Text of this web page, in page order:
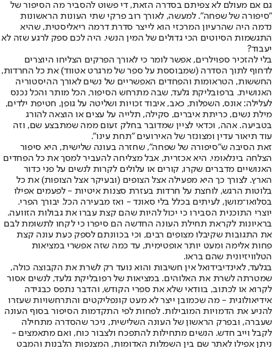
גם אם מעולם לא צפיתם בסדרה הזאת, די פשוט להסביר מה הסיפור של
"סיפורה של שפחה". למעשה, לאורך רוב פרקי שתי העונות הראשונות
נדמה היה שהרעיון המרכזי הוא לייצר סדרת דרמה ריאליסטית, שהיא
התגשמות הסיוטים הכי גדולים של המין הנשי. היה לכם ספק לרגע שזה לא
יעבוד?
בלי להזכיר ספוילרים, אפשר לומר כי לאורך הפרקים הצליחו היוצרים
לדחוף לתוך הסדרה (שמבוססת על ספר של מרגרט אטווד) את כל החרדות,
החששות, הטראומות והפחדים האפשריים של נשים לאורך ההיסטוריה
האנושית. ברפובליקת גלעד, שבה מתרחש הסיפור, הכל מותר והכל נכנס
לעלילה: אונס, השפלות, כאב, איבוד זכויות ושליטה על גופן, חטיפת ילדים,
מילת נשים, כריתת איברים, סקילה, תלייה על עצים או הוצאה להורג
בטביעה. אהה, וכדאי לציין שמדובר בחלק זעום ממה שמתבצע שם, וזה
עוד תיאור עדין ומצונזר של האירועים "תחת עינו".
זאת הסיבה ש"סיפורה של שפחה", שחזרה בעונה שלישית, היא סיפור
הצלחה בינלאומי. היא אכזרית, אבל מצליחה להעביר למסך את כל הפחדים
האנושיים מדברים שקרו, קורים או עלולים לקרות לנשים על פני כדור
הארץ. לצורך כך היא מפעילה אצל הצופים (ובעיקר אצל הצופות) את כל
בלוטות הרגש, לוחצת על חרדות בעזרת סצנות איטיות - לפעמים אפילו
בסלואו־מושן, לעיתים בכלל בלי סאונד - ואז מבעירה הכל. יבורך הפרי.
יוצרי התוכנית הסבירו כי יכול להיות שהם קצת עברו את גבולות הזוועה.
בראיונות לקראת תחילת העונה החדשה הם סיפרו כי לקחו לתשומת לבם
את התגובות שקיבלו מצופים רבים, וכי בכוונתם לספק כעת עונה קצת
פחות אלימה ומעט יותר אופטימית, עד כמה שזה אפשרי במציאות
הטלוויזיונית שהם בראו.
בגלעד, לאינדיבידואל אין חשיבות והוא נועד רק לשרת את הקבוצה כולה,
שמטרתה לשרת את האלוהים. במציאות של רפובליקת גלעד, לנשים אסור
לקרוא או לכתוב, בוודאי שלא את ספרי הקודש, והדבר נתפס כבגידה
אידיאולוגית - מה שכמובן ייצר לא מעט קונפליקטים והתרחשויות שעזרו
להניע את הדמויות המובילות. לפחות לפי התקדמות הסיפור בסוף העונה
שעברה, ובפרק הראשון של העונה השלישית, ניכר שהסדרה מתחילה
לקבל וייב חדש. הנשים מתחילות להתפכח ולצבור כוח, ואם מתאמצים -
ניתן אפילו לאתר שם בין השמלות האדומות, המצנפות הלבנות והמבט